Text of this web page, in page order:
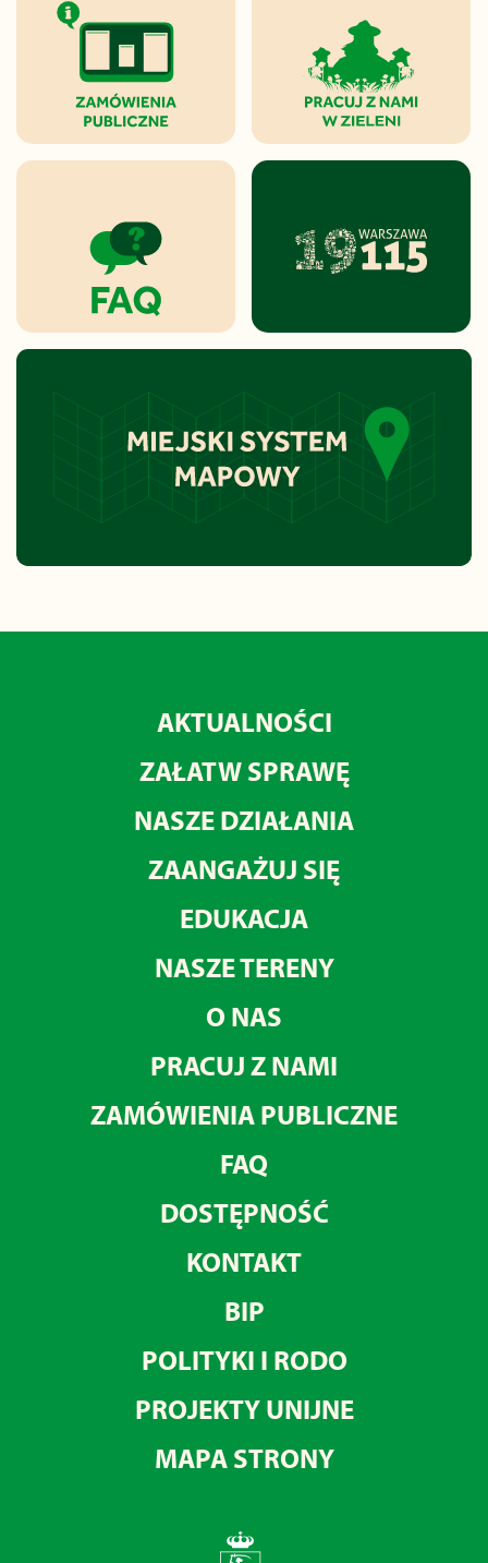
AKTUALNOŚCI
ZAŁATW SPRAWĘ
NASZE DZIAŁANIA
ZAANGAŻUJ SIĘ
EDUKACJA
NASZE TERENY
O NAS
PRACUJ Z NAMI
ZAMÓWIENIA PUBLICZNE
FAQ
DOSTĘPNOŚĆ
KONTAKT
BIP
POLITYKI I RODO
PROJEKTY UNIJNE
MAPA STRONY